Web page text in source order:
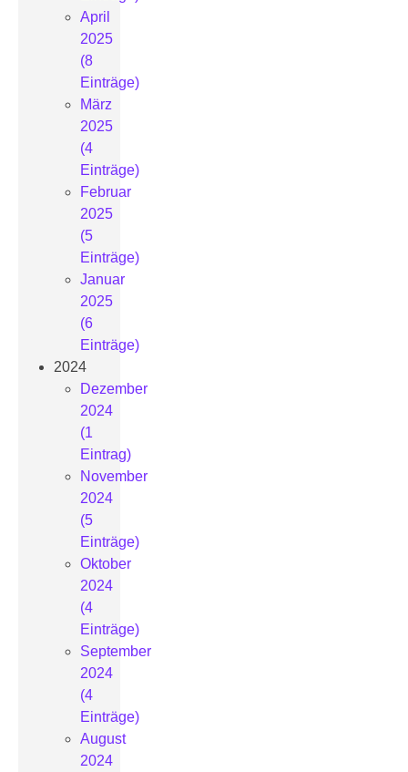
April
2025
(8
Einträge)
März
2025
(4
Einträge)
Februar
2025
(5
Einträge)
Januar
2025
(6
Einträge)
2024
Dezember
2024
(1
Eintrag)
November
2024
(5
Einträge)
Oktober
2024
(4
Einträge)
September
2024
(4
Einträge)
August
2024